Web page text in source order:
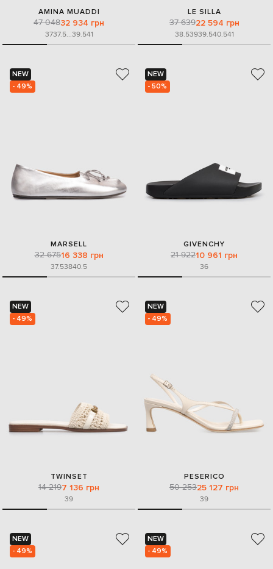
AMINA MUADDI
47 04832 934 грн
3737.5...39.541
LE SILLA
37 63922 594 грн
38.53939.540.541
NEW
- 49%
MARSELL
32 67516 338 грн
37.53840.5
NEW
- 50%
GIVENCHY
21 92210 961 грн
36
NEW
- 49%
TWINSET
14 2197 136 грн
39
NEW
- 49%
PESERICO
50 25325 127 грн
39
NEW
- 49%
NEW
- 49%